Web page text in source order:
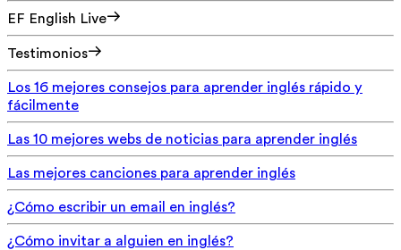
EF English Live
Testimonios
Los 16 mejores consejos para aprender inglés rápido y
fácilmente
Las 10 mejores webs de noticias para aprender inglés
Las mejores canciones para aprender inglés
¿Cómo escribir un email en inglés?
¿Cómo invitar a alguien en inglés?